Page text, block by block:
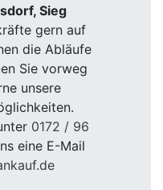
Sieg
gern auf
die Abläufe
Sie vorweg
unsere
0172 / 96
eine E-Mail